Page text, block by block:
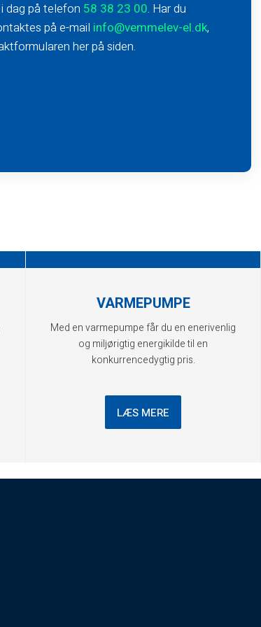
dag på telefon 58 38 23 00​. Har du
på e-mail info@vemmelev-el.dk,
her på siden.
VARMEPUMPE
Med en varmepumpe får du en enerivenlig
og miljørigtig energikilde til en
konkurrencedygtig pris.
LÆS MERE